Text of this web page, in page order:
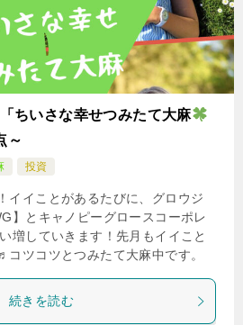
ちいさな幸せつみたて大麻
～
投資
イイことがあるたびに、グロウジ
】とキャノピーグロースコーポレ
増していきます！先月もイイこと
ツコツとつみたて大麻中です。
続きを読む